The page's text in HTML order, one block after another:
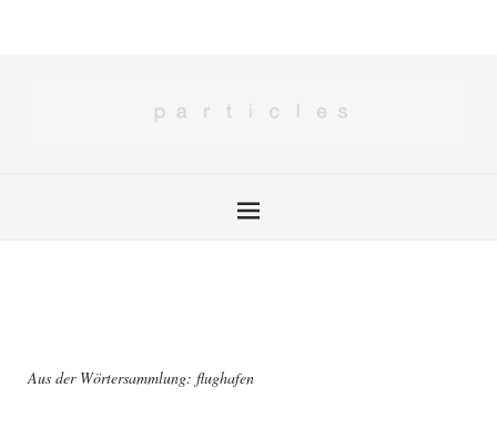
Aus der Wörtersammlung: flughafen